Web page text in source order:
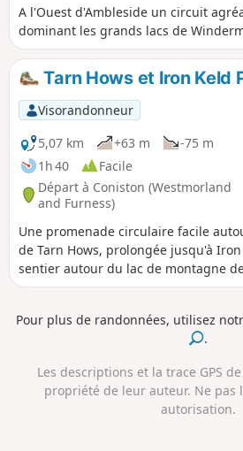
A l'Ouest d'Ambleside un circuit
dominant les grands lacs de
Tarn Hows et Iron Keld
Visorandonneur
5,07 km
+63 m
-75 m
1h 40
Facile
Départ à Coniston (Westmorland
and Furness)
Une promenade circulaire facile
de Tarn Hows, prolongée jusqu'à
sentier autour du lac de montagne
accessible aux fauteuils roulants et
promenade est accessible aux chiens.
Pour plus de randonnées, utilisez
.
Les descriptions et la trace GPS
propriété de leur auteur. Ne pas
autorisation.